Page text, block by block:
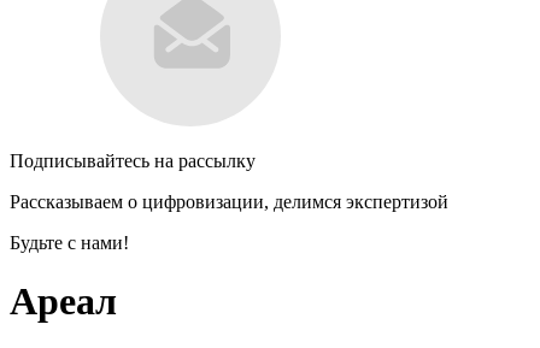
Подписывайтесь на рассылку
Рассказываем о цифровизации, делимся экспертизой
Будьте с нами!
Ареал